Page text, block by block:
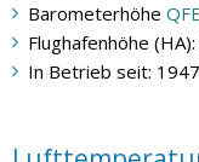
Barometerhöhe QFE
Flughafenhöhe
In Betrieb seit: